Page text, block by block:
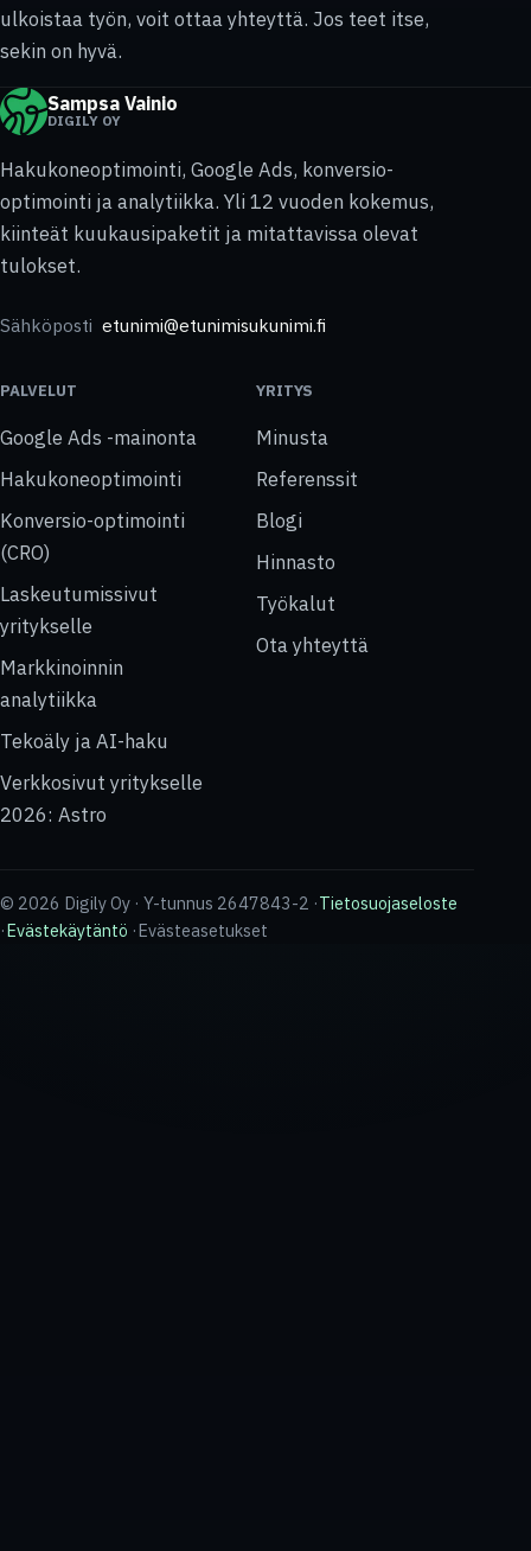
ulkoistaa työn, voit ottaa yhteyttä. Jos teet itse,
sekin on hyvä.
Sampsa Vainio
DIGILY OY
Hakukoneoptimointi, Google Ads, konversio-
optimointi ja analytiikka. Yli 12 vuoden kokemus,
kiinteät kuukausipaketit ja mitattavissa olevat
tulokset.
Sähköposti etunimi@etunimisukunimi.fi
PALVELUT
Google Ads -mainonta
Hakukoneoptimointi
Konversio-optimointi
(CRO)
Laskeutumissivut
yritykselle
Markkinoinnin
analytiikka
Tekoäly ja AI-haku
Verkkosivut yritykselle
2026: Astro
YRITYS
Minusta
Referenssit
Blogi
Hinnasto
Työkalut
Ota yhteyttä
© 2026 Digily Oy · Y-tunnus 2647843-2 ·Tietosuojaseloste
·Evästekäytäntö ·Evästeasetukset